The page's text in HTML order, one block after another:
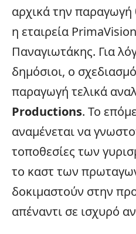
αρχικά την
η εταιρεία
Παναγιωτάκης. Για
δημόσιοι, ο
παραγωγή τελικά
Productions. Το
αναμένεται να
τοποθεσίες των
το καστ των
δοκιμαστούν στην
απέναντι σε ισχυρό